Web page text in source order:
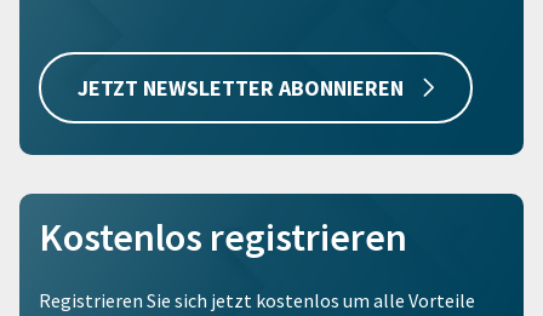
JETZT NEWSLETTER ABONNIEREN
Kostenlos registrieren
Registrieren Sie sich jetzt kostenlos um alle Vorteile